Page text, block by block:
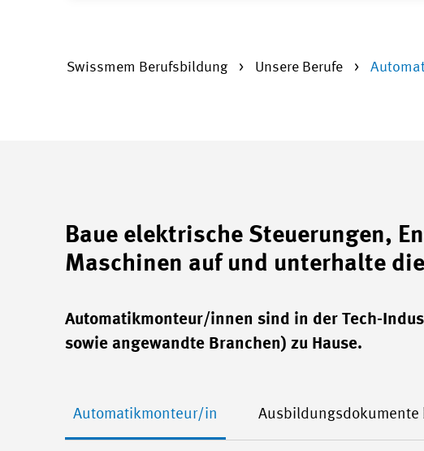
Swissmem Berufsbildung Unsere Berufe
Baue elektrische Steuerungen,
Maschinen auf und unterhalte
Automatikmonteur/innen sind in der Tech-
sowie angewandte Branchen) zu Hause.
Automatikmonteur/in Ausbildungsdokumente